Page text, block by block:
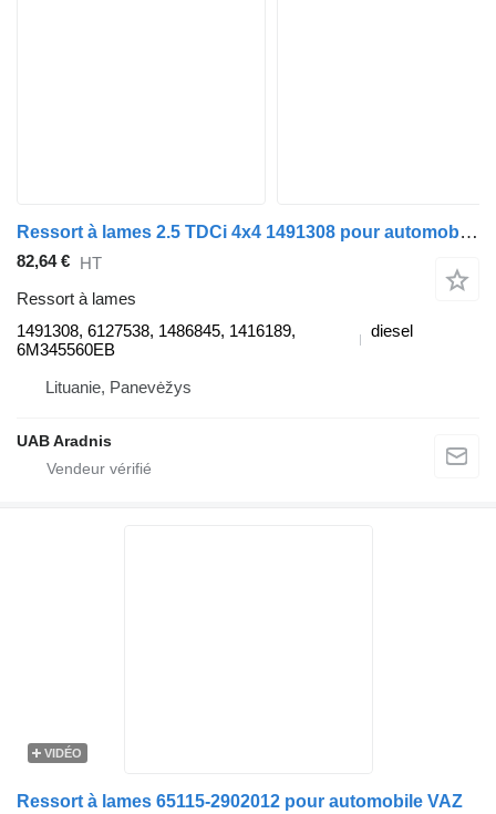
Ressort à lames 2.5 TDCi 4x4 1491308 pour automobile Ford RANGER (ET)
82,64 € HT
Ressort à lames
1491308, 6127538, 1486845, 1416189,
6M345560EB
diesel
Lituanie, Panevėžys
UAB Aradnis
VIDÉO
Ressort à lames 65115-2902012 pour automobile VAZ